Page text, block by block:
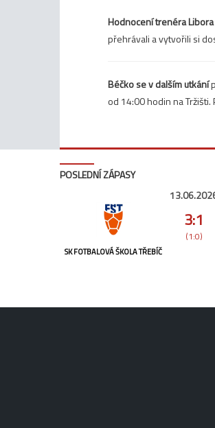
Hodnocení trenéra
přehrávali a vytvořili si
Béčko se v dalším utkání
od 14:00 hodin na
POSLEDNÍ ZÁPASY
SK FOTBALOVÁ ŠKOLA TŘEBÍČ
3:1
(1:0)